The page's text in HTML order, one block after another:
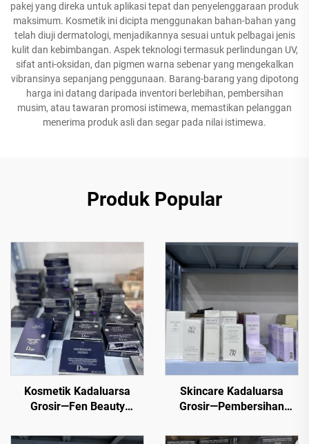
pakej yang direka untuk aplikasi tepat dan penyelenggaraan produk
maksimum. Kosmetik ini dicipta menggunakan bahan-bahan yang
telah diuji dermatologi, menjadikannya sesuai untuk pelbagai jenis
kulit dan kebimbangan. Aspek teknologi termasuk perlindungan UV,
sifat anti-oksidan, dan pigmen warna sebenar yang mengekalkan
vibransinya sepanjang penggunaan. Barang-barang yang dipotong
harga ini datang daripada inventori berlebihan, pembersihan
musim, atau tawaran promosi istimewa, memastikan pelanggan
menerima produk asli dan segar pada nilai istimewa.
Produk Popular
Kosmetik Kadaluarsa
Grosir—Fen Beauty
menawarkan pelbagai
Skincare Kadaluarsa
Grosir—Pembersihan